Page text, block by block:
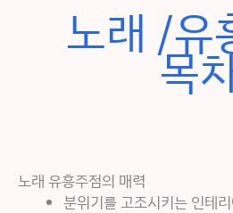
노래 /유
목
노래 유흥주점의 매력
분위기를 고조시키는 인테